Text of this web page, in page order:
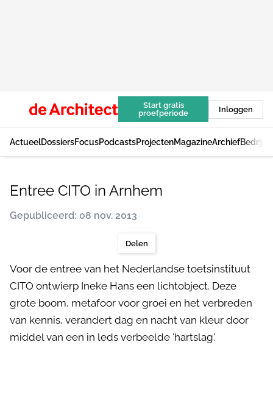
Start gratis
proefperiode
Inloggen
ActueelDossiersFocusPodcastsProjectenMagazineArchief
Entree CITO in Arnhem
Gepubliceerd: 08 nov. 2013
Delen
Voor de entree van het Nederlandse toetsinstituut
CITO ontwierp Ineke Hans een lichtobject. Deze
grote boom, metafoor voor groei en het verbreden
van kennis, verandert dag en nacht van kleur door
middel van een in leds verbeelde 'hartslag'.